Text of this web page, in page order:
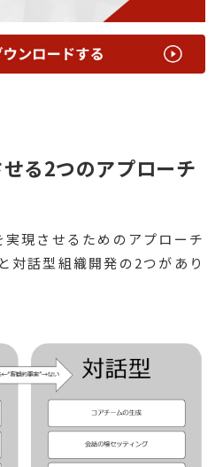
る2つのアプローチ
現させるためのアプローチ
対話型組織開発の2つがあり